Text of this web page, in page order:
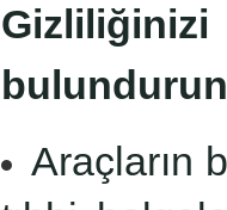
Araçların